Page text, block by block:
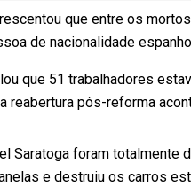
que entre os
de nacionalidade
que 51 trabalhadores
reabertura pós-reforma
Saratoga foram totalmente
e destruiu os carros